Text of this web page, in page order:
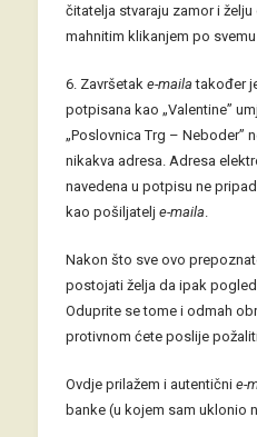
čitatelja stvaraju zamor i
mahnitim klikanjem po
6. Završetak e-maila također
potpisana kao „Valentine”
„Poslovnica Trg – Neboder”
nikakva adresa. Adresa
navedena u potpisu ne
kao pošiljatelj e-maila.
Nakon što sve ovo
postojati želja da ipak
Oduprite se tome i odmah
protivnom ćete poslije
Ovdje prilažem i autentični e-
banke (u kojem sam uklonio